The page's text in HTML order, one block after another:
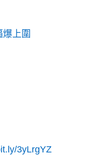
上圍
3yLrgYZ